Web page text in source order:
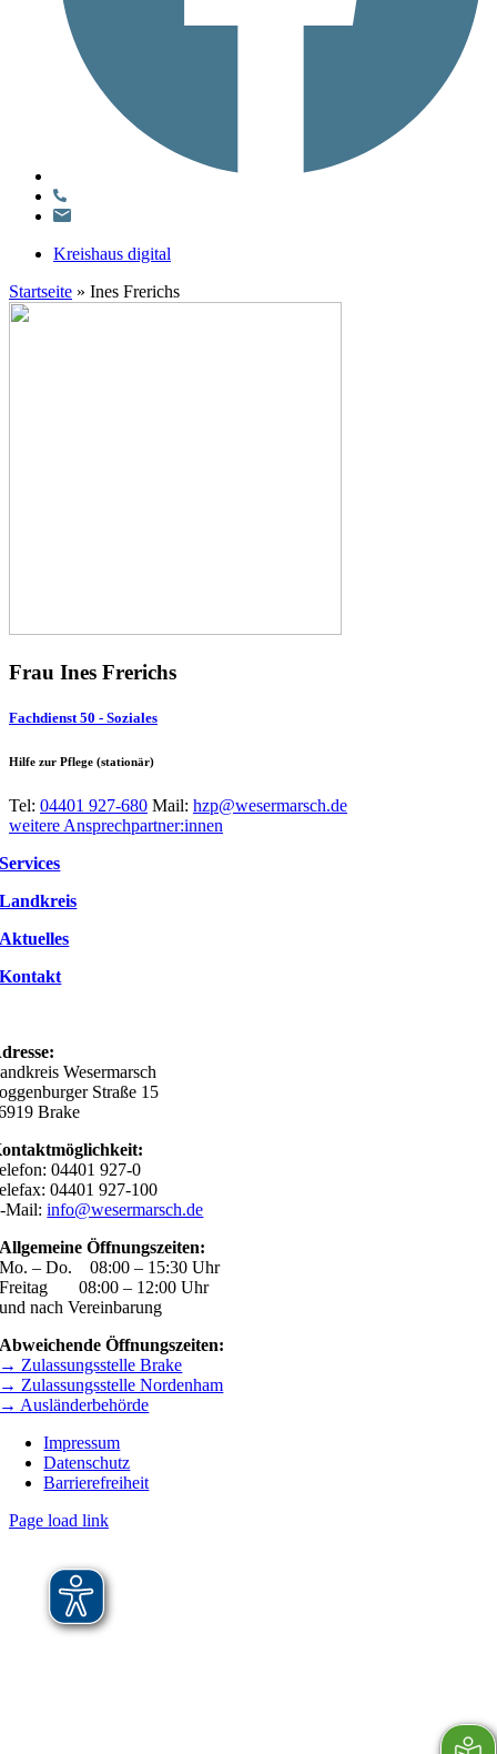
Kreishaus digital
Startseite » Ines Frerichs
Frau Ines Frerichs
Fachdienst 50 - Soziales
Hilfe zur Pflege (stationär)
Tel: 04401 927-680 Mail: hzp@wesermarsch.de
weitere Ansprechpartner:innen
Services
Landkreis
Aktuelles
Kontakt
Wesermarsch
Straße 15
Brake
04401 927-0
04401 927-100
Mail:info@wesermarsch.de
Allgemeine Öffnungszeiten:
Mo. – Do. 08:00 – 15:30 Uhr
Freitag 08:00 – 12:00 Uhr
und nach Vereinbarung
Abweichende Öffnungszeiten:
→ Zulassungsstelle Brake
→ Zulassungsstelle Nordenham
→ Ausländerbehörde
Impressum
Datenschutz
Barrierefreiheit
Page load link